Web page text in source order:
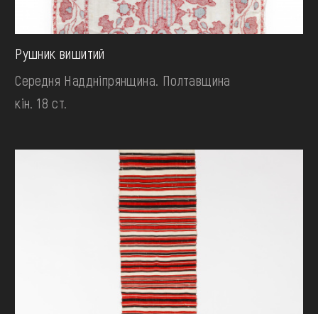
Рушник вишитий
Середня Наддніпрянщина. Полтавщина
кін. 18 ст.